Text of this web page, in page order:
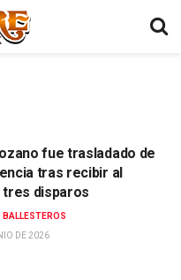
fue trasladado de
tras recibir al
tres disparos
BALLESTEROS
DE 2026